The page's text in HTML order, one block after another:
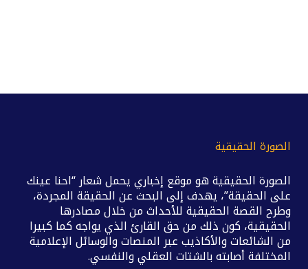
الصورة الحقيقية
الصورة الحقيقية هو موقع إخباري يحمل شعار “احنا عينك
على الحقيقة”، يهدف إلى البحث عن الحقيقة المجردة،
وطرح القصة الحقيقية للأحداث من خلال مصادرها
الحقيقية، كون ذلك من حق القارئ الذي يواجه كما كبيرا
من الشائعات والأكاذيب عبر المنصات والوسائل الإعلامية
المختلفة أصابته بالشتات العقلي والنفسي.